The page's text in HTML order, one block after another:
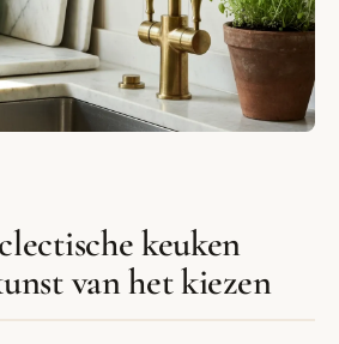
keuken
van het kiezen